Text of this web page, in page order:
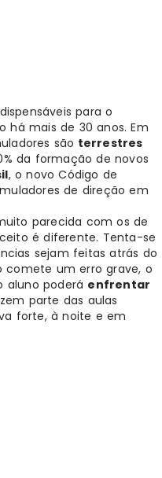
para o
há mais de 30 anos. Em
são terrestres
da formação de novos
, o novo Código de
de direção em
parecida com os de
é diferente. Tenta-se
sejam feitas atrás do
comete um erro grave, o
aluno poderá enfrentar
parte das aulas
forte, à noite e em